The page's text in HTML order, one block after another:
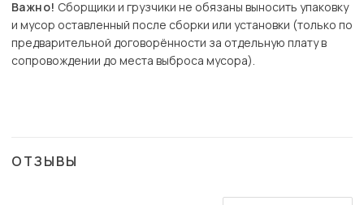
Важно! Сборщики и грузчики не обязаны выносить упаковку
и мусор оставленный после сборки или установки (только по
предварительной договорённости за отдельную плату в
сопровождении до места выброса мусора).
ОТЗЫВЫ